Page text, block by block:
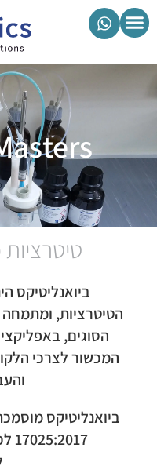
ביואנליטיקס
הטיטרציות, ומתמחה
הסוגים,
המכשור לצרכי